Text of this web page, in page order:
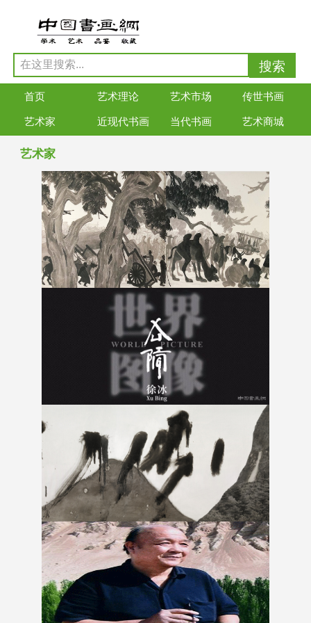
首页 艺术理论 艺术市场 传世书画
艺术家 近现代书画 当代书画 艺术商城
艺术家